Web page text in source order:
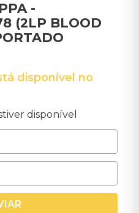
-
(2LP BLOOD
disponível no
disponível